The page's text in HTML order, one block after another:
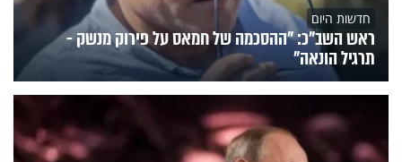
חדשות היום
ראש השב"כ: "ההסכמה של חמאס על פירוק מנשק -
תרגיל הונאה"